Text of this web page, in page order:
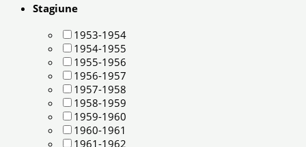
Stagiune
1953-1954
1954-1955
1955-1956
1956-1957
1957-1958
1958-1959
1959-1960
1960-1961
1961-1962